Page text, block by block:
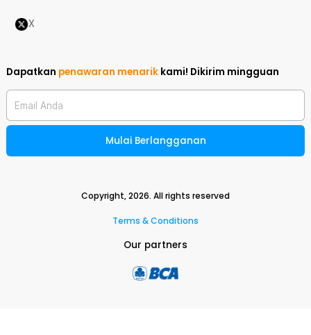
X
Dapatkan penawaran menarik kami! Dikirim mingguan
Email Anda
Mulai Berlangganan
Copyright,2026. All rights reserved
Terms & Conditions
Our partners